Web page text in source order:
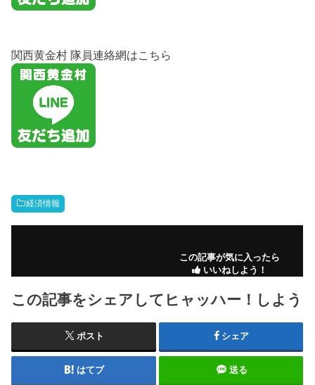
関西黄金村 隊員連絡網はこちら
経済情報
この記事が気に入ったら
いいねしよう！
この記事をシェアしてヒャッハー！しよう
ポスト シェア
はてブ 送る